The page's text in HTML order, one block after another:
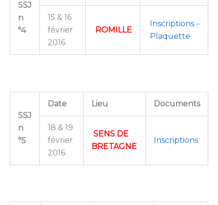
SSJ
n
°4
15 & 16
février
2016
ROMILLE
Inscriptions –
Plaquette
SSJ
n
°5
Date Lieu Documents
18 & 19
février
2016
SENS DE
BRETAGNE
Inscriptions